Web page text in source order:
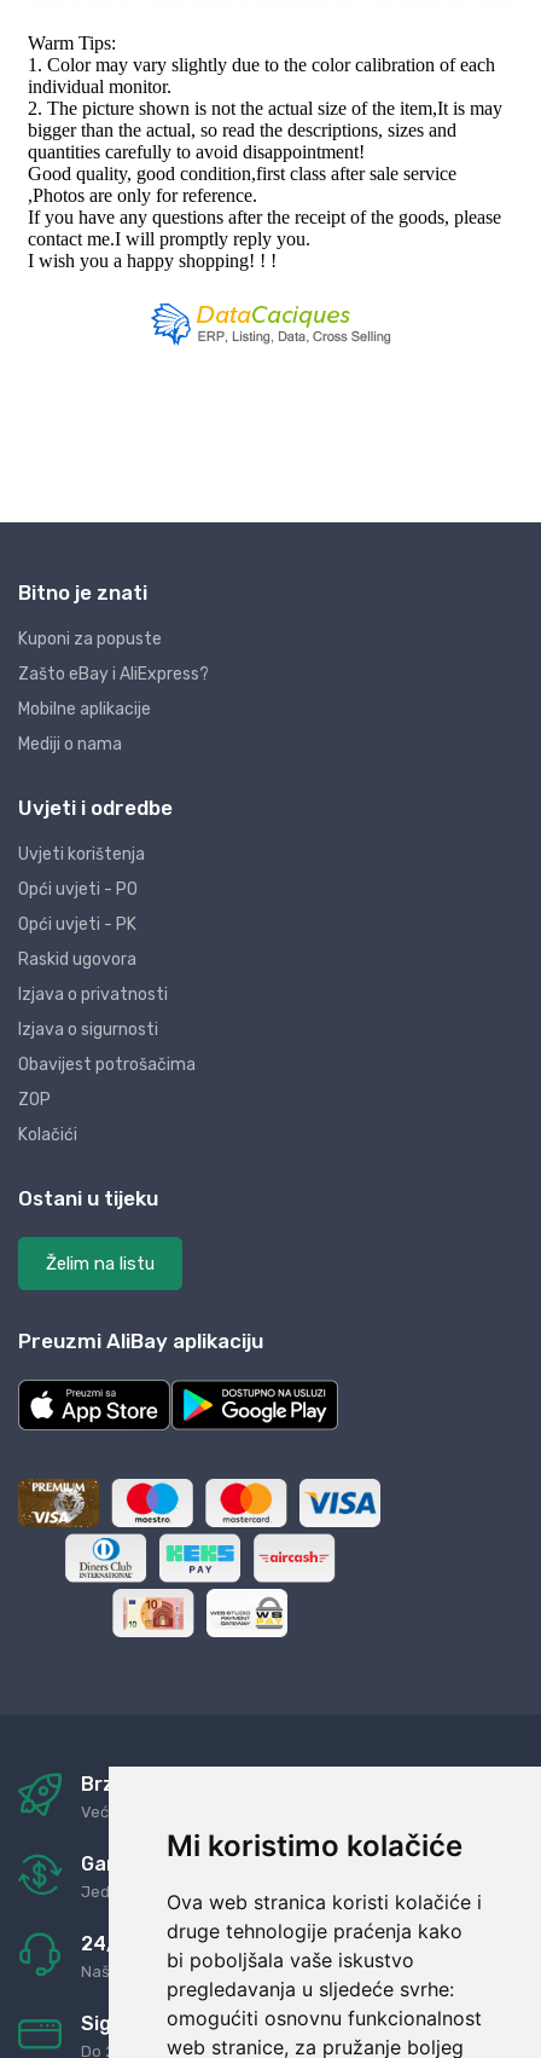
Mi koristimo kolačiće
Ova web stranica koristi kolačiće i
druge tehnologije praćenja kako
bi poboljšala vaše iskustvo
pregledavanja u sljedeće svrhe:
omogućiti osnovnu funkcionalnost
web stranice, za pružanje boljeg
Bitno je znati
Kuponi za popuste
Zašto eBay i AliExpress?
Mobilne aplikacije
Mediji o nama
Uvjeti i odredbe
Uvjeti korištenja
Opći uvjeti - PO
Opći uvjeti - PK
Raskid ugovora
Izjava o privatnosti
Izjava o sigurnosti
Obavijest potrošačima
ZOP
Kolačići
Ostani u tijeku
Želim na listu
Preuzmi AliBay aplikaciju
Brza i sigurna dostava
Već za nekoliko dana kod vas
Garancija u povrat novaca
Jednostavno pravilo: Roba za novac
24/7 odlična podrška
Naši agenti uvijek na raspolaganju
Sigurno obročno plaćanje
Do 24 rata bez kamata